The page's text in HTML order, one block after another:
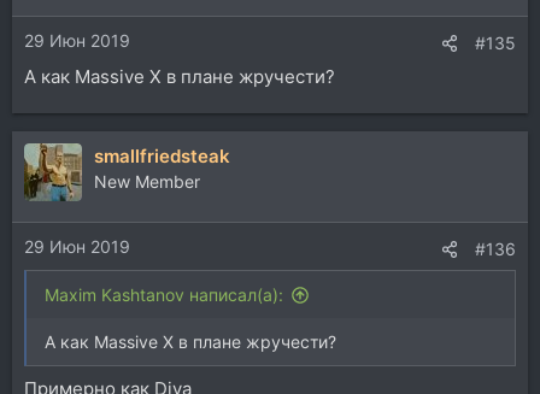
и
:29 Июн 2019 #135
А как Massive X в плане жручести?
smallfriedsteak
New Member
29 Июн 2019 #136
Maxim Kashtanov написал(а):
А как Massive X в плане жручести?
Примерно как Diva